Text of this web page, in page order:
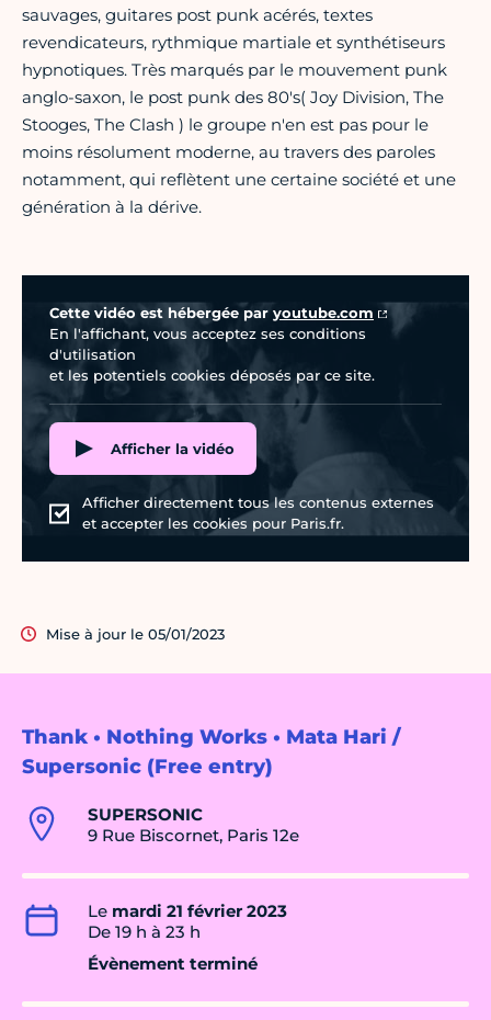
Thank • Nothing Works • Mata Hari /
Supersonic (Free entry)
SUPERSONIC
9 Rue Biscornet, Paris 12e
Le mardi 21 février 2023
De 19 h à 23 h
Évènement terminé
sauvages, guitares post punk acérés, textes
revendicateurs, rythmique martiale et synthétiseurs
hypnotiques. Très marqués par le mouvement punk
anglo-saxon, le post punk des 80's( Joy Division, The
Stooges, The Clash ) le groupe n'en est pas pour le
moins résolument moderne, au travers des paroles
notamment, qui reflètent une certaine société et une
génération à la dérive.
Cette vidéo est hébergée par youtube.com
En l'affichant, vous acceptez ses conditions
d'utilisation
et les potentiels cookies déposés par ce site.
Afficher la vidéo
Afficher directement tous les contenus externes
et accepter les cookies pour Paris.fr.
Mise à jour le 05/01/2023